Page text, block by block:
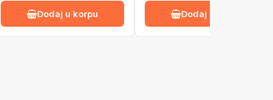
Dodaj u korpu Dodaj u korpu